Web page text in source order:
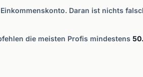
Daran ist nichts
die meisten Profis mindestens